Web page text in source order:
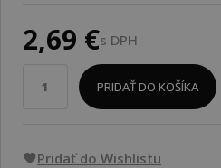
2,69 €s DPH
PRIDAŤ DO KOŠÍKA
Pridať do Wishlistu